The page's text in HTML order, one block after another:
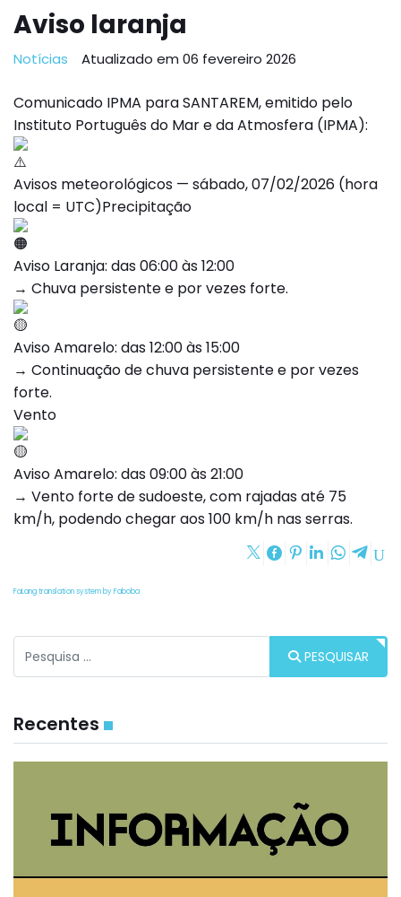
PESQUISAR
Recentes
Aviso laranja
Notícias Atualizado em 06 fevereiro 2026
Comunicado IPMA para SANTAREM, emitido pelo
Instituto Português do Mar e da Atmosfera (IPMA):
Avisos meteorológicos — sábado, 07/02/2026 (hora
local = UTC)Precipitação
Aviso Laranja: das 06:00 às 12:00
→ Chuva persistente e por vezes forte.
Aviso Amarelo: das 12:00 às 15:00
→ Continuação de chuva persistente e por vezes
forte.
Vento
Aviso Amarelo: das 09:00 às 21:00
→ Vento forte de sudoeste, com rajadas até 75
km/h, podendo chegar aos 100 km/h nas serras.
FaLang translation system by Faboba